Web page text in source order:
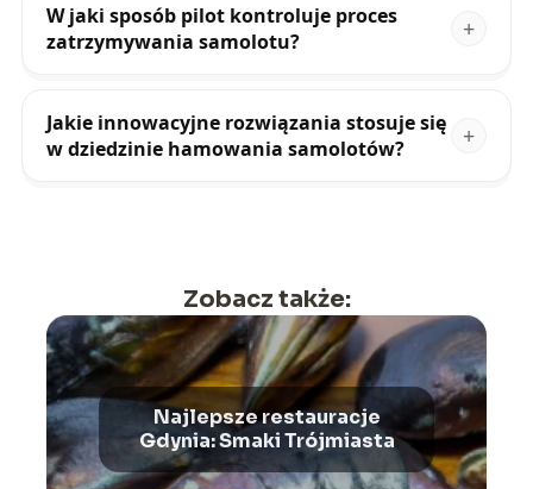
W jaki sposób pilot kontroluje proces
zatrzymywania samolotu?
Jakie innowacyjne rozwiązania stosuje się
w dziedzinie hamowania samolotów?
Zobacz także:
Najlepsze restauracje
Gdynia: Smaki Trójmiasta